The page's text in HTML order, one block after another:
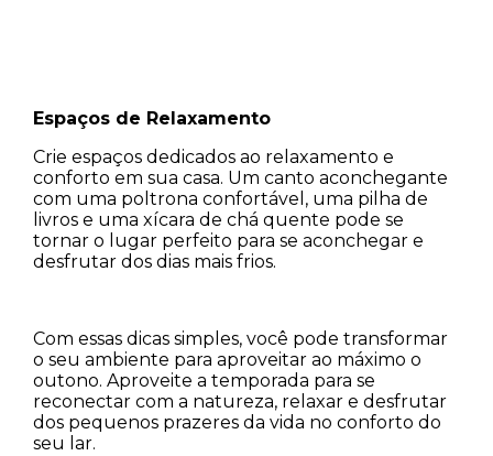
Espaços de Relaxamento
Crie espaços dedicados ao relaxamento e
conforto em sua casa. Um canto aconchegante
com uma poltrona confortável, uma pilha de
livros e uma xícara de chá quente pode se
tornar o lugar perfeito para se aconchegar e
desfrutar dos dias mais frios.
Com essas dicas simples, você pode transformar
o seu ambiente para aproveitar ao máximo o
outono. Aproveite a temporada para se
reconectar com a natureza, relaxar e desfrutar
dos pequenos prazeres da vida no conforto do
seu lar.